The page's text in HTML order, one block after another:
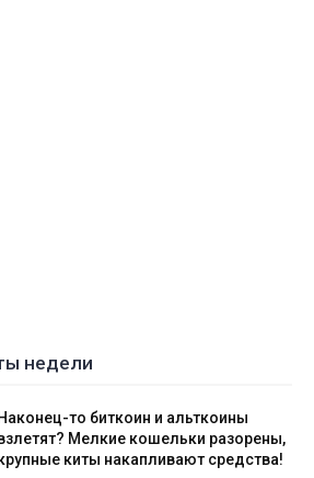
недели
Наконец-то биткоин и альткоины
Мелкие кошельки разорены,
киты накапливают средства!